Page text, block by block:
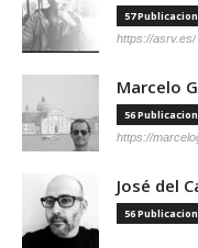
57
https://asrv.es/
Marcelo
56
https://
José del
56